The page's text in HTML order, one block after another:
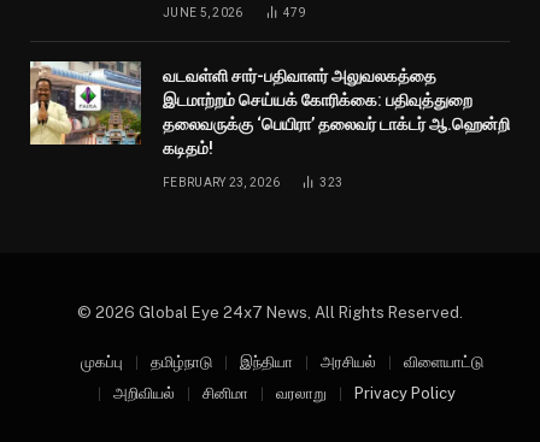
JUNE 5, 2026 479
வடவள்ளி சார்-பதிவாளர் அலுவலகத்தை
இடமாற்றம் செய்யக் கோரிக்கை: பதிவுத்துறை
தலைவருக்கு ‘பெயிரா’ தலைவர் டாக்டர் ஆ.ஹென்றி
கடிதம்!
FEBRUARY 23, 2026 323
© 2026 Global Eye 24x7 News, All Rights Reserved.
முகப்பு தமிழ்நாடு இந்தியா அரசியல்
விளையாட்டு
அறிவியல்
சினிமா வரலாறு Privacy Policy